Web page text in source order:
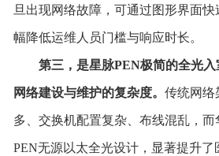
旦出现网络故障，可通过图形界面
幅降低运维人员门槛与响应时长。
第三，是星脉PEN极简的全光
网络建设与维护的复杂度。 传统网络
多、交换机配置复杂、布线混乱，
PEN无源以太全光设计，显著提升了